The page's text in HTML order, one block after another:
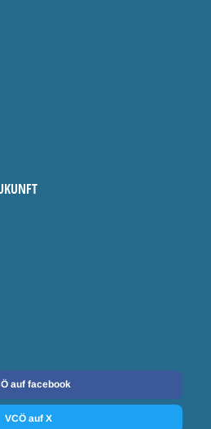
auf facebook
VCÖ auf X